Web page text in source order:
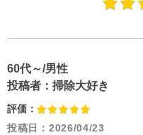
60代～/男性
投稿者： 掃除大好き
評価：
投稿日： 2026/04/23